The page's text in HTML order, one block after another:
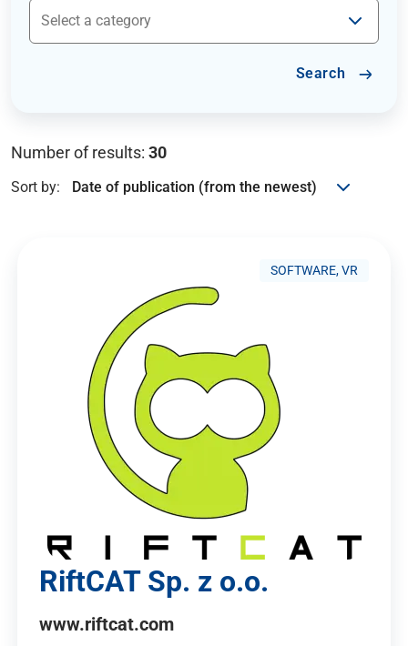
Search
Number of results: 30
Sort by:
SOFTWARE, VR
RiftCAT Sp. z o.o.
www.riftcat.com